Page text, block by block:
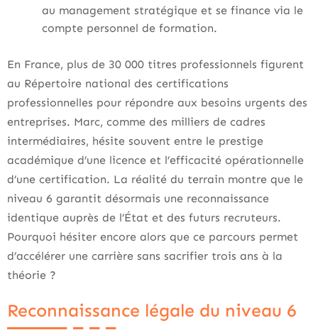
au management stratégique et se finance via le
compte personnel de formation.
En France, plus de 30 000 titres professionnels figurent
au Répertoire national des certifications
professionnelles pour répondre aux besoins urgents des
entreprises. Marc, comme des milliers de cadres
intermédiaires, hésite souvent entre le prestige
académique d’une licence et l’efficacité opérationnelle
d’une certification. La réalité du terrain montre que le
niveau 6 garantit désormais une reconnaissance
identique auprès de l’État et des futurs recruteurs.
Pourquoi hésiter encore alors que ce parcours permet
d’accélérer une carrière sans sacrifier trois ans à la
théorie ?
Reconnaissance légale du niveau 6